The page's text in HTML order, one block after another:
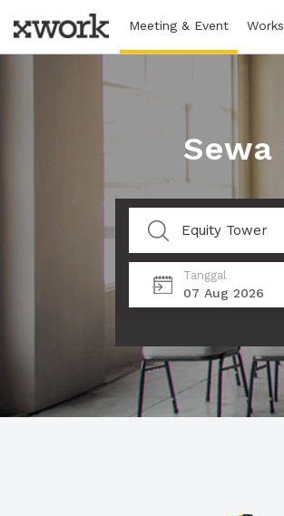
Meeting & Event
Sewa
Tanggal
07 Aug 2026